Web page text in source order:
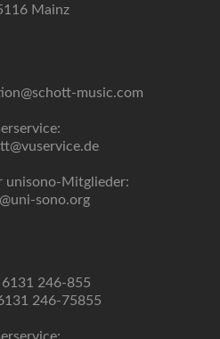
Mainz
music.com
unisono-Mitglieder:
sono.org
6131 246-855
246-75855